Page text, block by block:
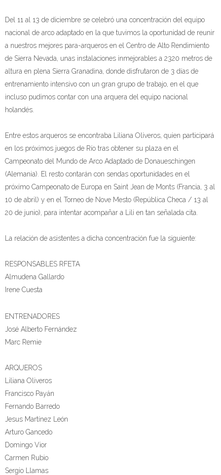
Del 11 al 13 de diciembre se celebró una concentración del equipo
nacional de arco adaptado en la que tuvimos la oportunidad de reunir
a nuestros mejores para-arqueros en el Centro de Alto Rendimiento
de Sierra Nevada, unas instalaciones inmejorables a 2320 metros de
altura en plena Sierra Granadina, donde disfrutaron de 3 días de
entrenamiento intensivo con un gran grupo de trabajo, en el que
incluso pudimos contar con una arquera del equipo nacional
holandés.
Entre estos arqueros se encontraba Liliana Oliveros, quien participará
en los próximos juegos de Río tras obtener su plaza en el
Campeonato del Mundo de Arco Adaptado de Donaueschingen
(Alemania). El resto contarán con sendas oportunidades en el
próximo Campeonato de Europa en Saint Jean de Monts (Francia, 3 al
10 de abril) y en el Torneo de Nove Mesto (República Checa / 13 al
20 de junio), para intentar acompañar a Lili en tan señalada cita.
La relación de asistentes a dicha concentración fue la siguiente:
RESPONSABLES RFETA
Almudena Gallardo
Irene Cuesta
ENTRENADORES
José Alberto Fernández
Marc Remie
ARQUEROS
Liliana Oliveros
Francisco Payán
Fernando Barredo
Jesus Martínez León
Arturo Gancedo
Domingo Vior
Carmen Rubio
Sergio Llamas